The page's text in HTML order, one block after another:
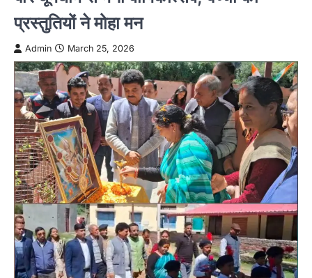
प्रस्तुतियों ने मोहा मन
Admin March 25, 2026